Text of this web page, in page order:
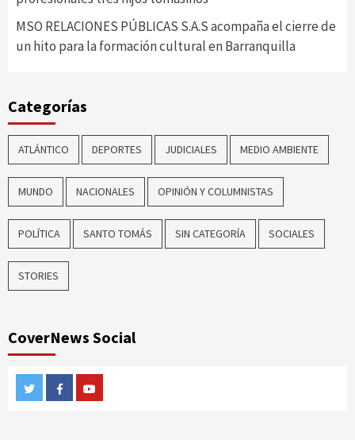
MSO RELACIONES PÚBLICAS S.A.S acompaña el cierre de
un hito para la formación cultural en Barranquilla
Categorías
ATLÁNTICO DEPORTES JUDICIALES MEDIO AMBIENTE
MUNDO NACIONALES OPINIÓN Y COLUMNISTAS
POLÍTICA SANTO TOMÁS SIN CATEGORÍA SOCIALES
STORIES
CoverNews Social
TwitterFacebook